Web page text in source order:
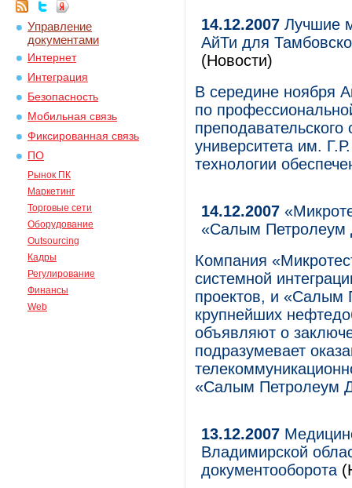
Управление
документами
Интернет
Интеграция
Безопасность
Мобильная связь
Фиксированная связь
ПО
Рынок ПК
Маркетинг
Торговые сети
Оборудование
Outsourcing
Кадры
Регулирование
Финансы
Web
14.12.2007 Лучшие
АйТи для
(Новости)
В середине ноября
по
преподавательского
университета им.
технологии
14.12.2007
«Салым Петролеум
Компания
системной
проектов, и «Салым
крупнейших
объявляют о
подразумевает
«Салым Петролеум
13.12.2007
Владимирской
документооборота